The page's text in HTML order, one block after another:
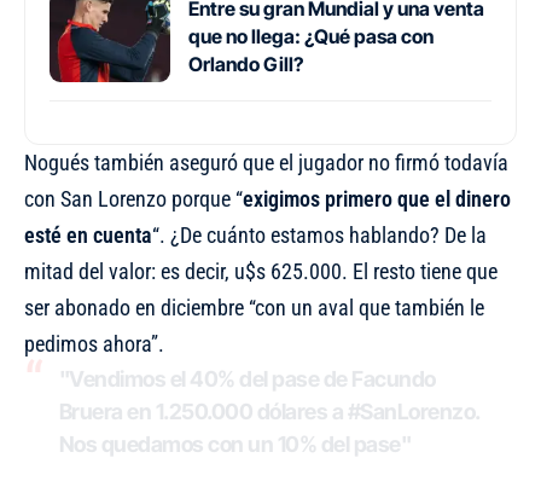
Entre su gran Mundial y una venta
que no llega: ¿Qué pasa con
Orlando Gill?
Nogués también aseguró que el jugador no firmó todavía
con San Lorenzo porque “exigimos primero que el dinero
esté en cuenta“. ¿De cuánto estamos hablando? De la
mitad del valor: es decir, u$s 625.000. El resto tiene que
ser abonado en diciembre “con un aval que también le
pedimos ahora”.
"Vendimos el 40% del pase de Facundo
Bruera en 1.250.000 dólares a #SanLorenzo.
Nos quedamos con un 10% del pase"